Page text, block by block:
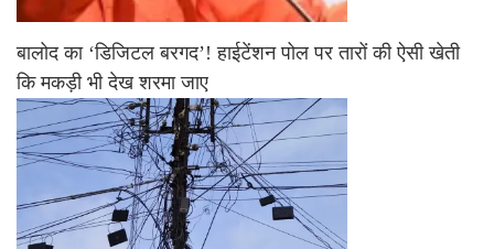
बालोद का ‘डिजिटल बरगद’! हाईटेंशन पोल पर तारों की ऐसी खेती
कि मकड़ी भी देख शरमा जाए